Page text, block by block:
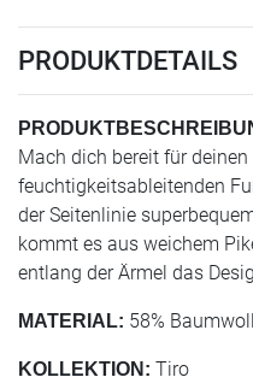
PRODUKTDETAILS
Mach dich bereit für
feuchtigkeitsableitenden
der Seitenlinie
kommt es aus weichem
entlang der Ärmel das
MATERIAL: 58%
KOLLEKTION: Tiro